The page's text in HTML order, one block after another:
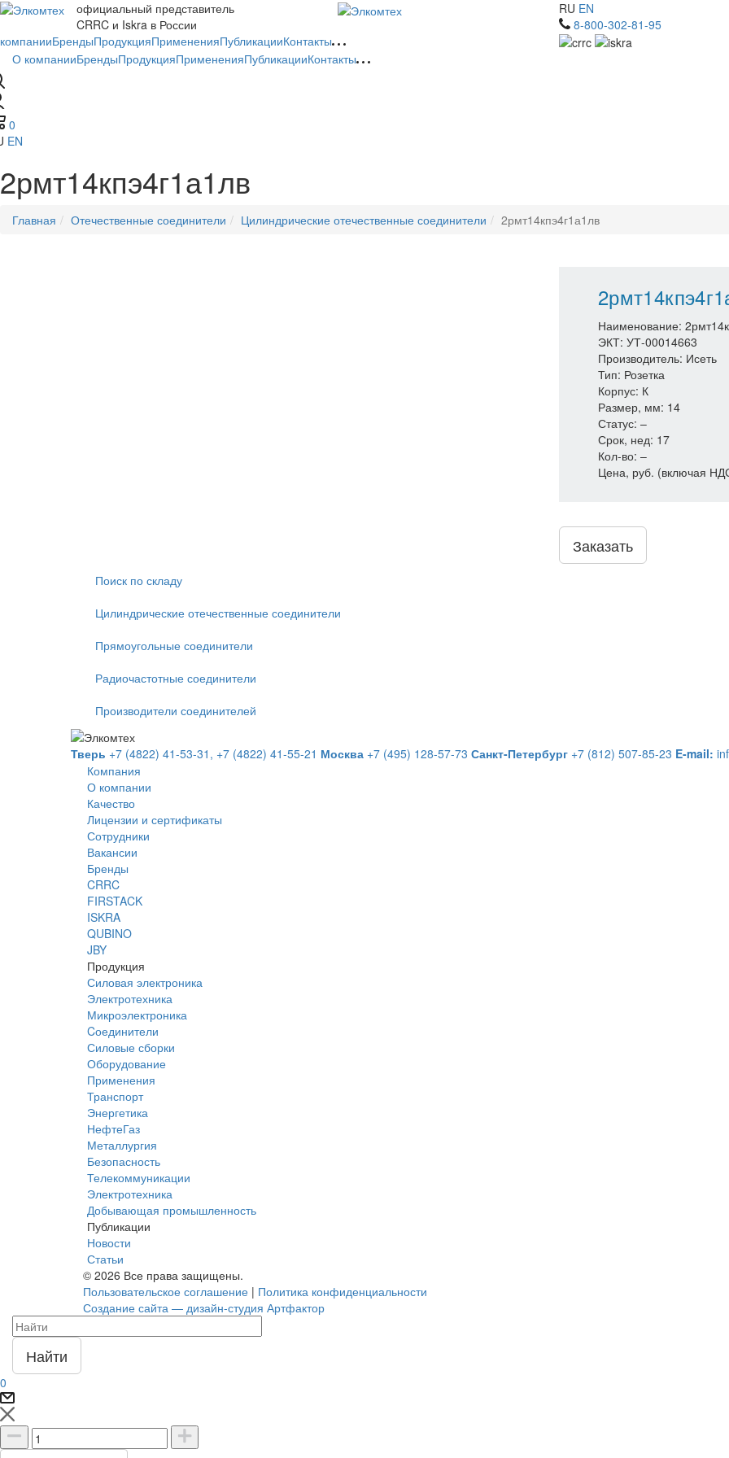
официальный представитель
CRRC и Iskra в России
RU EN
8-800-302-81-95
О компанииБрендыПродукцияПримененияПубликацииКонтакты
БрендыПродукцияПримененияПубликацииКонтакты
0
EN
2рмт14кпэ4г1а1лв
Главная Отечественные соединители Цилиндрические отечественные соединители 2рмт14кпэ4г1а1лв
Наименование:
ЭКТ: УТ-00014663
Производитель: Исеть
Тип: Розетка
Корпус: К
Размер, мм: 14
Статус: –
Срок, нед: 17
Кол-во: –
Цена, руб. (включая
Заказать
Поиск по складу
Цилиндрические отечественные соединители
Прямоугольные соединители
Радиочастотные соединители
Производители соединителей
Тверь +7 (4822) 41-53-31, +7 (4822) 41-55-21 Москва +7 (495) 128-57-73 Санкт-Петербург +7 (812) 507-85-23 E-mail:
Компания
О компании
Качество
Лицензии и сертификаты
Сотрудники
Вакансии
Бренды
CRRC
FIRSTACK
ISKRA
QUBINO
JBY
Продукция
Силовая электроника
Электротехника
Микроэлектроника
Cоединители
Силовые сборки
Оборудование
Применения
Транспорт
Энергетика
НефтеГаз
Металлургия
Безопасность
Телекоммуникации
Электротехника
Добывающая промышленность
Публикации
Новости
Статьи
© 2026 Все права защищены.
Пользовательское соглашение | Политика конфиденциальности
Создание сайта — дизайн-студия Артфактор
Найти
0